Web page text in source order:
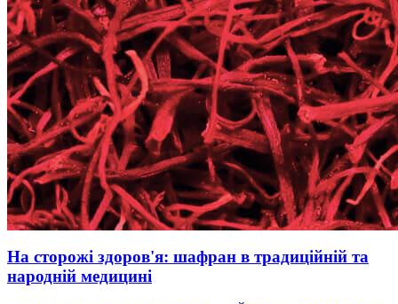
На сторожі здоров'я: шафран в традиційній та
народній медицині